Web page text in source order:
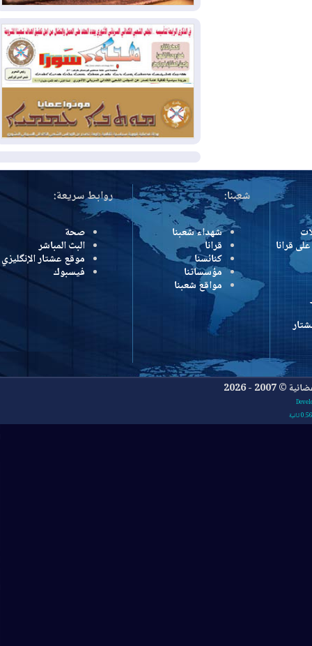
2026-08-03العراق يؤكد مجدداً التزامه
بمنع الهجمات على الدول المجاورة
2026-08-03
العجز والاقتراض يطوقان
المالية العراقية.. اقتراض يتجاوز 3 تريليونات
دينار!
2026-08-03كوبا تغرق في الظلام مجددا
وانهيار الشبكة الكهربائية
المزيد
شعبنا:
شهداء شعبنا
قرانا
كنائسنا
مؤسساتنا
مواقع شعبنا
روابط سريعة:
صحة
البث المباشر
موقع عشتار الإنگليزي
فيسبوك
2026